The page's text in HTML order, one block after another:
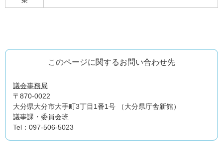
このページに関するお問い合わせ先
議会事務局
〒870-0022
大分県大分市大手町3丁目1番1号 （大分県庁舎新館）
議事課・委員会班
Tel：097-506-5023